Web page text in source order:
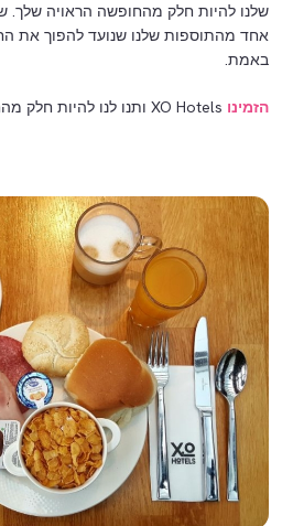
שלנו להיות חלק מהחופשה הראויה
אחד מהתוספות שלנו שנועד להפוך את
באמת.
הזמינו